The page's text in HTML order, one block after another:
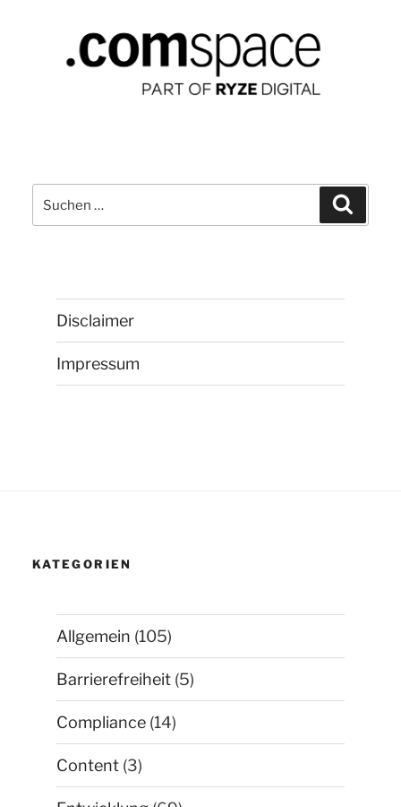
Suchen
nach:
Disclaimer
Impressum
KATEGORIEN
Allgemein (105)
Barrierefreiheit (5)
Compliance (14)
Content (3)